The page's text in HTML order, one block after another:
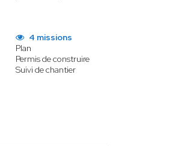
4 missions
Plan
Permis de construire
Suivi de chantier